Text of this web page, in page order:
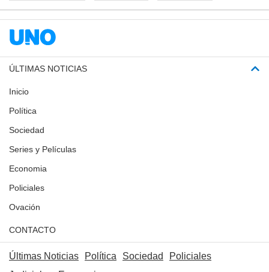
ÚLTIMAS NOTICIAS
Inicio
Política
Sociedad
Series y Películas
Economia
Policiales
Ovación
CONTACTO
Últimas Noticias Política Sociedad
Policiales